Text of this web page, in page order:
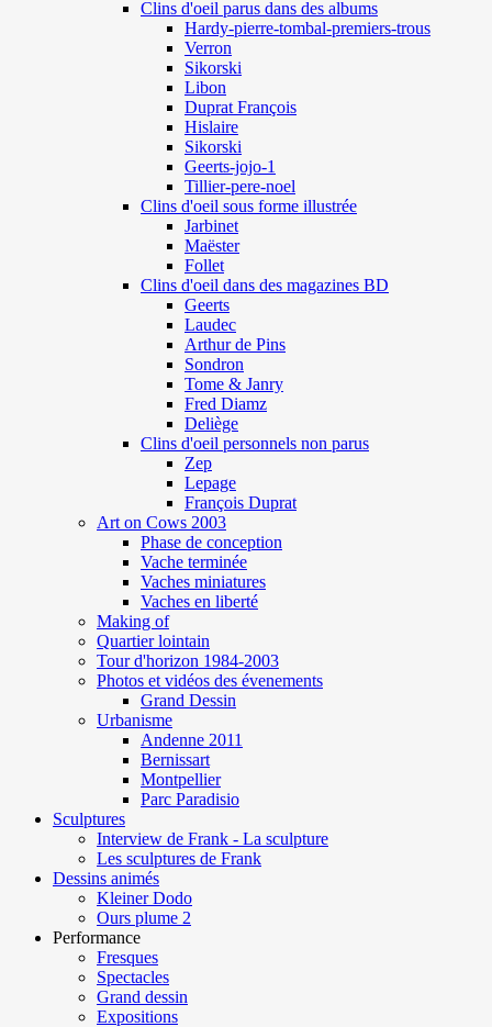
Clins d'oeil parus dans des albums
Hardy-pierre-tombal-premiers-trous
Verron
Sikorski
Libon
Duprat François
Hislaire
Sikorski
Geerts-jojo-1
Tillier-pere-noel
Clins d'oeil sous forme illustrée
Jarbinet
Maëster
Follet
Clins d'oeil dans des magazines BD
Geerts
Laudec
Arthur de Pins
Sondron
Tome & Janry
Fred Diamz
Deliège
Clins d'oeil personnels non parus
Zep
Lepage
François Duprat
Art on Cows 2003
Phase de conception
Vache terminée
Vaches miniatures
Vaches en liberté
Making of
Quartier lointain
Tour d'horizon 1984-2003
Photos et vidéos des évenements
Grand Dessin
Urbanisme
Andenne 2011
Bernissart
Montpellier
Parc Paradisio
Sculptures
Interview de Frank - La sculpture
Les sculptures de Frank
Dessins animés
Kleiner Dodo
Ours plume 2
Performance
Fresques
Spectacles
Grand dessin
Expositions